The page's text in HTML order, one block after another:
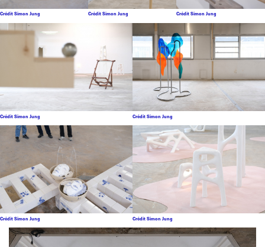
Crédit Simon Jung Crédit Simon Jung Crédit Simon Jung
Crédit Simon Jung Crédit Simon Jung
Crédit Simon Jung Crédit Simon Jung